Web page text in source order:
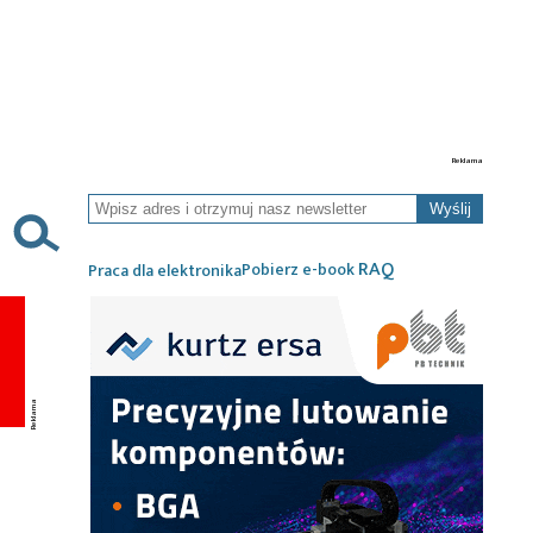
Wyślij
Praca dla elektronikaPobierz e-bookRAQ